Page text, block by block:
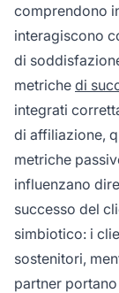
comprendono
interagiscono
di
metriche di
integrati
di affiliazione,
metriche
influenzano
successo del
simbiotico: i
sostenitori,
partner